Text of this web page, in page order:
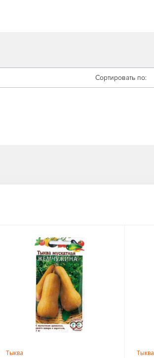
Сортировать по:
Тыква Тыква